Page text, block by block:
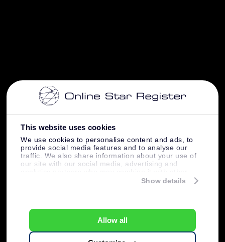
This website uses cookies
We use cookies to personalise content and ads, to
provide social media features and to analyse our
traffic. We also share information about your use of
our site with our social media, advertising and
information that you’ve provided to them or that
Show details
Allow all